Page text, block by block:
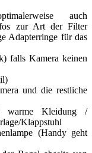
auch
zur Art der Filter
Adapterringe für das
falls Kamera keinen
und die restliche
warme Kleidung /
Klappstuhl
(Handy geht